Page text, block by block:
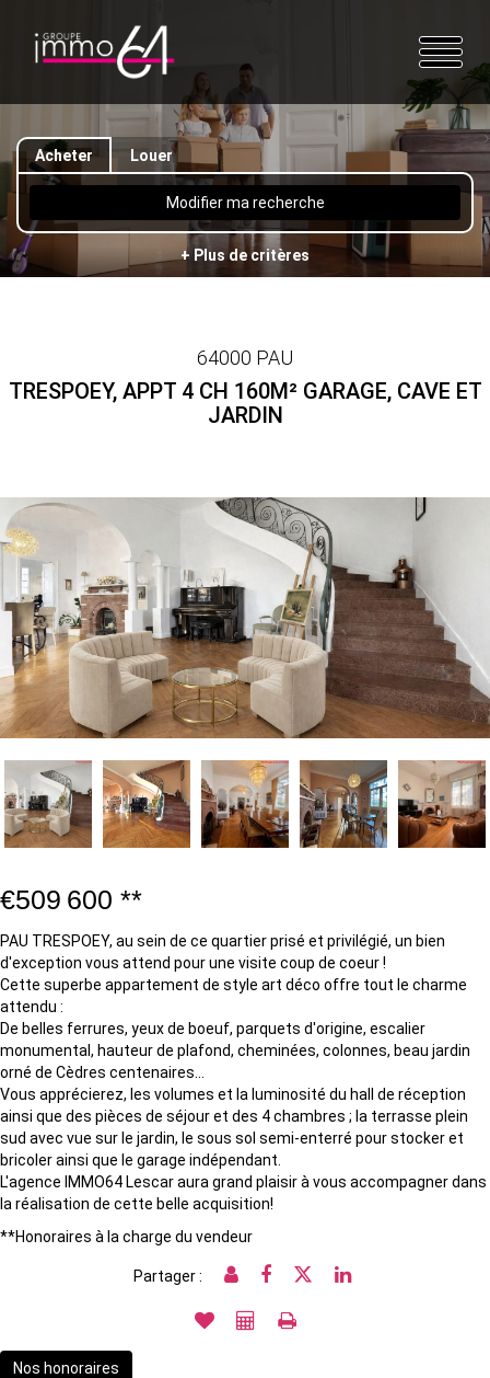
Acheter Louer
Modifier ma recherche
+ Plus de critères
64000 PAU
TRESPOEY, APPT 4 CH 160M² GARAGE, CAVE ET
JARDIN
€509 600 **
PAU TRESPOEY, au sein de ce quartier prisé et privilégié, un bien
d'exception vous attend pour une visite coup de coeur !
Cette superbe appartement de style art déco offre tout le charme
attendu :
De belles ferrures, yeux de boeuf, parquets d'origine, escalier
monumental, hauteur de plafond, cheminées, colonnes, beau jardin
orné de Cèdres centenaires...
Vous apprécierez, les volumes et la luminosité du hall de réception
ainsi que des pièces de séjour et des 4 chambres ; la terrasse plein
sud avec vue sur le jardin, le sous sol semi-enterré pour stocker et
bricoler ainsi que le garage indépendant.
L'agence IMMO64 Lescar aura grand plaisir à vous accompagner dans
la réalisation de cette belle acquisition!
**Honoraires à la charge du vendeur
Partager :
Nos honoraires